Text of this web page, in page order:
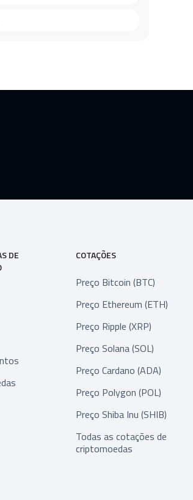
DE
COTAÇÕES
Preço Bitcoin (BTC)
Preço Ethereum (ETH)
Preço Ripple (XRP)
Preço Solana (SOL)
Preço Cardano (ADA)
Preço Polygon (POL)
Preço Shiba Inu (SHIB)
Todas as cotações de
criptomoedas